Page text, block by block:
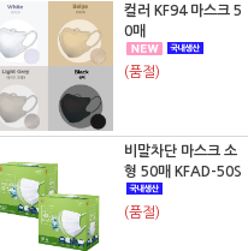
컬러 KF94 마스크 5
0매
(품절)
비말차단 마스크 소
형 50매 KFAD-50S
(품절)